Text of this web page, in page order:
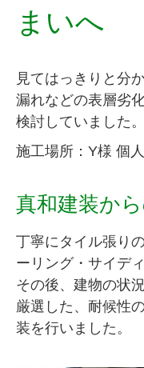
まいへ
見てはっきりと分
漏れなどの表層劣
検討していました。
施工場所：Y様 個
真和建装か
丁寧にタイル張り
ーリング・サイデ
その後、建物の状
厳選した、耐候性
装を行いました。